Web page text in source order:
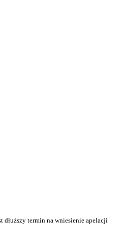
dłuższy termin na wniesienie apelacji